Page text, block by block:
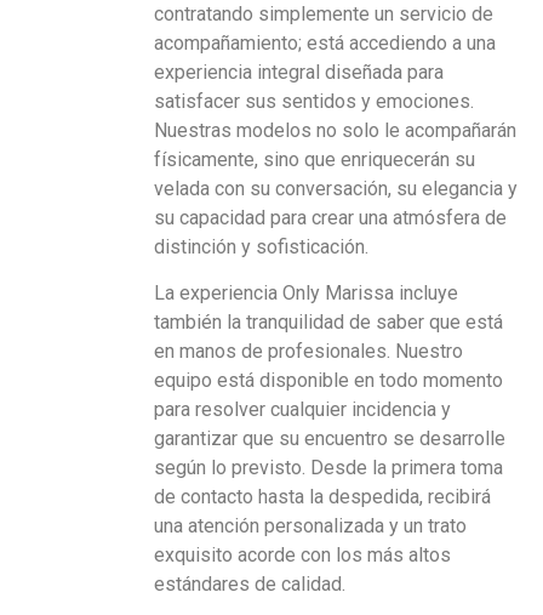
contratando simplemente un servicio de
acompañamiento; está accediendo a una
experiencia integral diseñada para
satisfacer sus sentidos y emociones.
Nuestras modelos no solo le acompañarán
físicamente, sino que enriquecerán su
velada con su conversación, su elegancia y
su capacidad para crear una atmósfera de
distinción y sofisticación.
La experiencia Only Marissa incluye
también la tranquilidad de saber que está
en manos de profesionales. Nuestro
equipo está disponible en todo momento
para resolver cualquier incidencia y
garantizar que su encuentro se desarrolle
según lo previsto. Desde la primera toma
de contacto hasta la despedida, recibirá
una atención personalizada y un trato
exquisito acorde con los más altos
estándares de calidad.